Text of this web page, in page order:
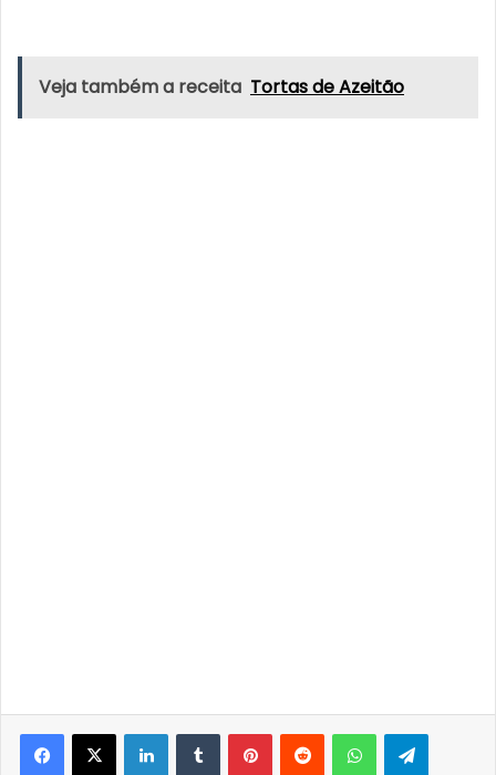
Veja também a receita Tortas de Azeitão
LinkedInTumblrPinterestReddit WhatsApp